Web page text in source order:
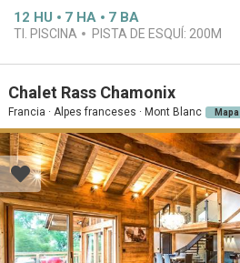
12 HU 7 HA 7 BA
TI. PISCINA PISTA DE ESQUÍ: 200M
Chalet Rass Chamonix
Francia · Alpes franceses · Mont Blanc Mapa